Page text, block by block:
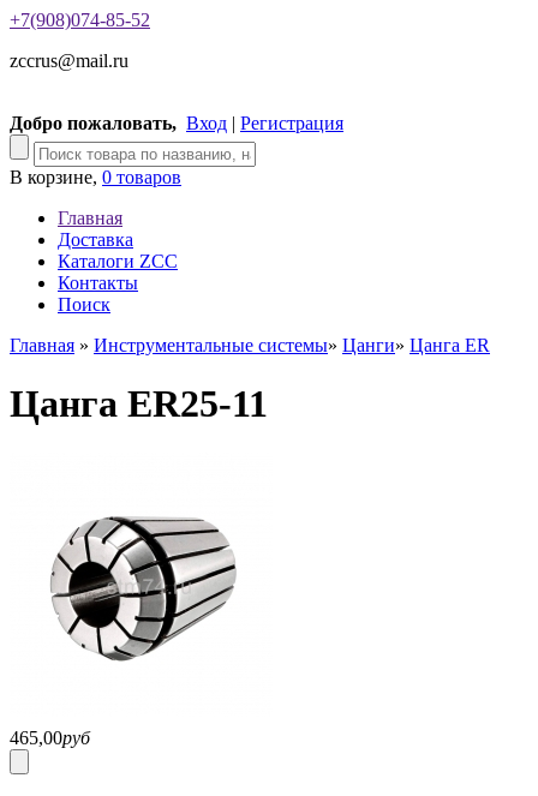
+7(908)074-85-52
zccrus@mail.ru
Добро пожаловать, Вход | Регистрация
В корзине, 0 товаров
Главная
Доставка
Каталоги ZCC
Контакты
Поиск
Главная » Инструментальные системы» Цанги» Цанга ER
Цанга ER25-11
465,00руб